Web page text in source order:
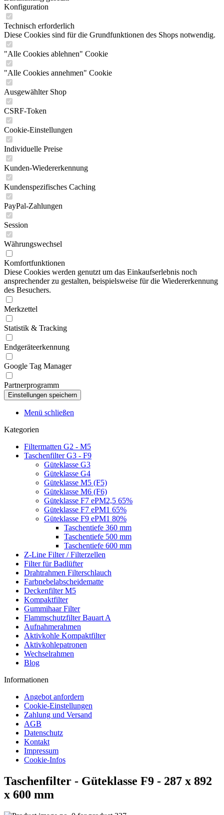
Konfiguration
Technisch erforderlich
Diese Cookies sind für die Grundfunktionen des Shops notwendig.
"Alle Cookies ablehnen" Cookie
"Alle Cookies annehmen" Cookie
Ausgewählter Shop
CSRF-Token
Cookie-Einstellungen
Individuelle Preise
Kunden-Wiedererkennung
Kundenspezifisches Caching
PayPal-Zahlungen
Session
Währungswechsel
Komfortfunktionen
Diese Cookies werden genutzt um das Einkaufserlebnis noch
ansprechender zu gestalten, beispielsweise für die Wiedererkennung
des Besuchers.
Merkzettel
Statistik & Tracking
Endgeräteerkennung
Google Tag Manager
Partnerprogramm
Menü schließen
Kategorien
Filtermatten G2 - M5
Taschenfilter G3 - F9
Güteklasse G3
Güteklasse G4
Güteklasse M5 (F5)
Güteklasse M6 (F6)
Güteklasse F7 ePM2,5 65%
Güteklasse F7 ePM1 65%
Güteklasse F9 ePM1 80%
Taschentiefe 360 mm
Taschentiefe 500 mm
Taschentiefe 600 mm
Z-Line Filter / Filterzellen
Filter für Badlüfter
Drahtrahmen Filterschlauch
Farbnebelabscheidematte
Deckenfilter M5
Kompaktfilter
Gummihaar Filter
Flammschutzfilter Bauart A
Aufnahmerahmen
Aktivkohle Kompaktfilter
Aktivkohlepatronen
Wechselrahmen
Blog
Informationen
Angebot anfordern
Cookie-Einstellungen
Zahlung und Versand
AGB
Datenschutz
Kontakt
Impressum
Cookie-Infos
Taschenfilter - Güteklasse F9 - 287 x 892
x 600 mm